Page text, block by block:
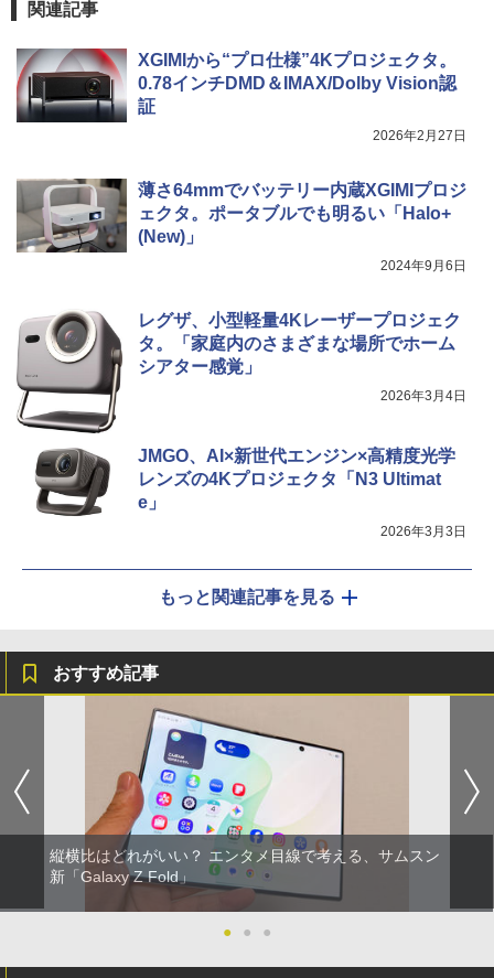
関連記事
XGIMIから“プロ仕様”4Kプロジェクタ。
0.78インチDMD＆IMAX/Dolby Vision認
証
2026年2月27日
薄さ64mmでバッテリー内蔵XGIMIプロジ
ェクタ。ポータブルでも明るい「Halo+
(New)」
2024年9月6日
レグザ、小型軽量4Kレーザープロジェク
タ。「家庭内のさまざまな場所でホーム
シアター感覚」
2026年3月4日
JMGO、AI×新世代エンジン×高精度光学
レンズの4Kプロジェクタ「N3 Ultimat
e」
2026年3月3日
もっと関連記事を見る
おすすめ記事
縦横比はどれがいい？ エンタメ目線で考える、サムスン
新「Galaxy Z Fold」
● ● ●